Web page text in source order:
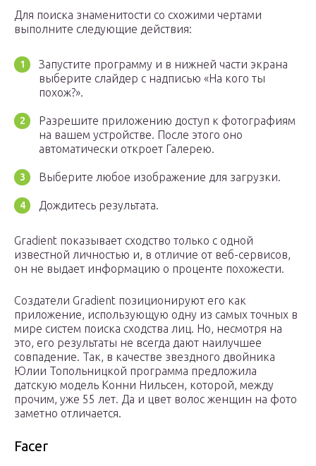
Для поиска знаменитости со схожими чертами
выполните следующие действия:
Запустите программу и в нижней части экрана
выберите слайдер с надписью «На кого ты
похож?».
Разрешите приложению доступ к фотографиям
на вашем устройстве. После этого оно
автоматически откроет Галерею.
Выберите любое изображение для загрузки.
Дождитесь результата.
Gradient показывает сходство только с одной
известной личностью и, в отличие от веб-сервисов,
он не выдает информацию о проценте похожести.
Создатели Gradient позиционируют его как
приложение, использующую одну из самых точных в
мире систем поиска сходства лиц. Но, несмотря на
это, его результаты не всегда дают наилучшее
совпадение. Так, в качестве звездного двойника
Юлии Топольницкой программа предложила
датскую модель Конни Нильсен, которой, между
прочим, уже 55 лет. Да и цвет волос женщин на фото
заметно отличается.
Facer